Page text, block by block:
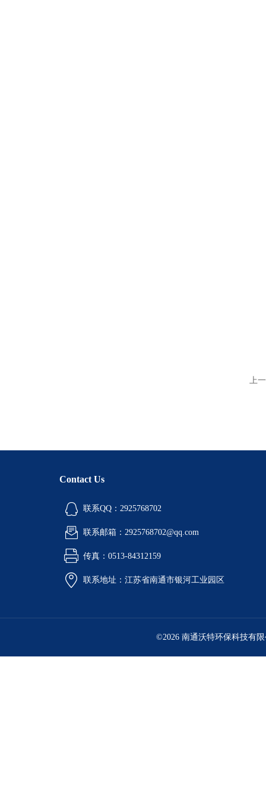
上
Contact Us
联系QQ：2925768702
联系邮箱：2925768702@qq.com
传真：0513-84312159
联系地址：江苏省南通市银河工业园区
©2026 南通沃特环保科技有